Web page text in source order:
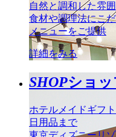
自然と調和した雰
食材や調理法にこ
メニューをご提供
詳細をみる
SHOPショ
ホテルメイドギフ
日用品まで
東京ディズニーリ